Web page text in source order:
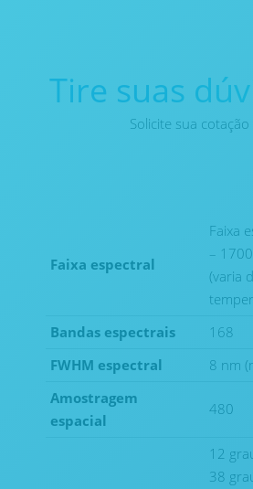
Tire suas
Solicite sua
Faixa espectral
Faixa
–
(varia
Bandas espectrais
168
FWHM espectral
8 nm
Amostragem
espacial
480
12
38